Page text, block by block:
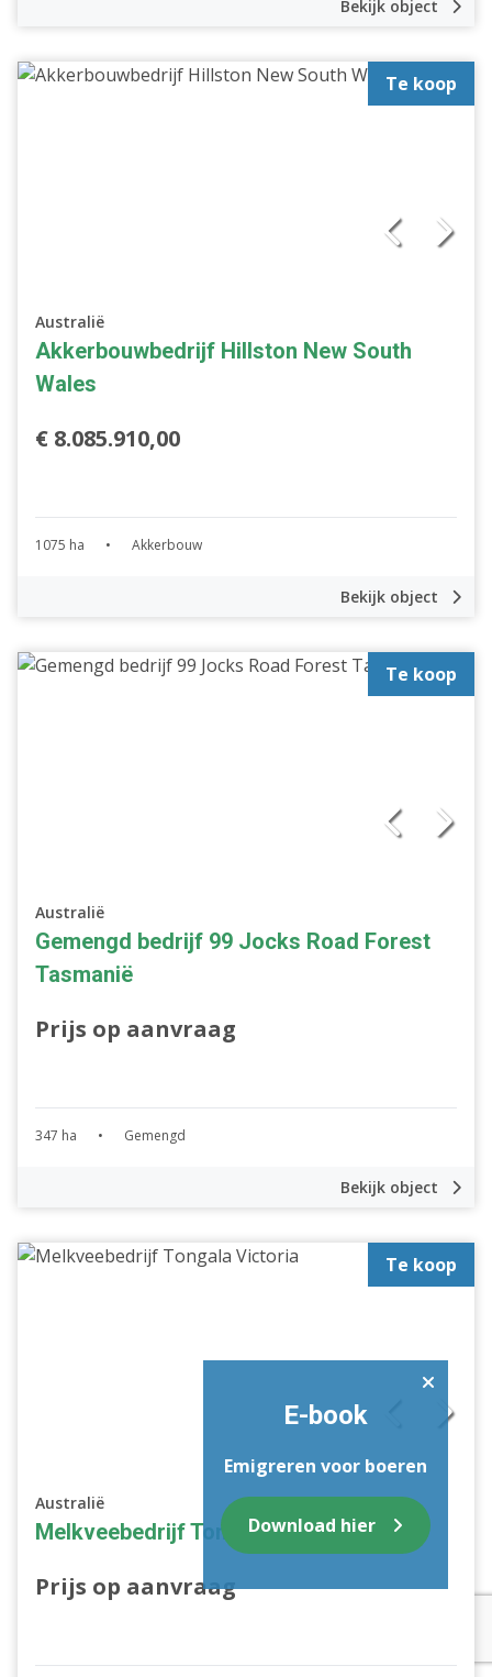
Bekijk object
Te koop
Australië
Akkerbouwbedrijf Hillston New South
Wales
€ 8.085.910,00
1075 ha • Akkerbouw
Bekijk object
Te koop
Australië
Gemengd bedrijf 99 Jocks Road Forest
Tasmanië
Prijs op aanvraag
347 ha • Gemengd
Bekijk object
Te koop
Australië
Melkveebedrijf Tongala Victoria
Prijs op aanvraag
E-book
Emigreren voor boeren
Download hier